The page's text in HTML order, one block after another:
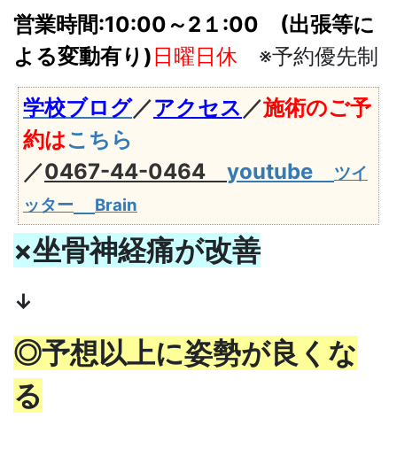
営業時間:10:00～2１:00 (出張等に
よる変動有り)日曜日休 ※予約優先制
学校ブログ／アクセス ／施術のご予
約はこちら
／0467-44-0464 youtube
ツイ
ッター
Brain
×坐骨神経痛が改善
↓
◎予想以上に姿勢が良くな
る